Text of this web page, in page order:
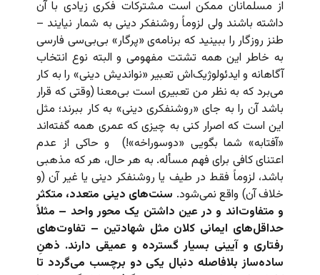
از مسلمانان ممکن است مشترکات فکری زیادی با آن
داشته باشند ولی لزوماً روشنفکر دینی به شمار نیایند –
طنز روزگار را ببینید که برنامه‌ی «پرگار» بی‌بی‌سی فارسی
به خاطر این همه تشتت مفهومی و البته نوع انتخاب
آگاهانه و ایدئولوژیک‌اش تعبیر «نواندیش دینی» را به کار
می‌برد که به نظر من تعبیری است بی‌معنا (وقتی که قرار
باشد آن را به جای «روشنفکری دینی» به کار ببرند؛‌ مثل
این است که اصرار کنی به چیزی که عمری همه گفته‌اند
«آفتابه» شما بگویی «دوسوراخه»!) و حاکی از عدم
اعتنای کافی برای فهم مسأله. به هر حال، هر که مذهبی
باشد، لزوماً فقط در طیف یا روشنفکر دینی یا غیر آن (و
خلاف آن) واقع نمی‌شود. سنت‌های دینی متعدد، متکثر
و متفاوت‌اند و در عین داشتن یک محور واحد – مثلاً
حداقل‌های ایمانی کلان مثل شهادتین – تفاوت‌های
رفتاری و آیینی بسیار گسترده و عمیقی دارند. ذهنِ
ساده‌ساز بلافاصله دنبال یکی دو برچسب می‌گردد تا